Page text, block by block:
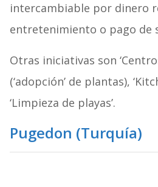
intercambiable por dinero
entretenimiento o pago de
Otras iniciativas son
(‘adopción’ de plantas),
‘Limpieza de playas’.
Pugedon (Turquía)